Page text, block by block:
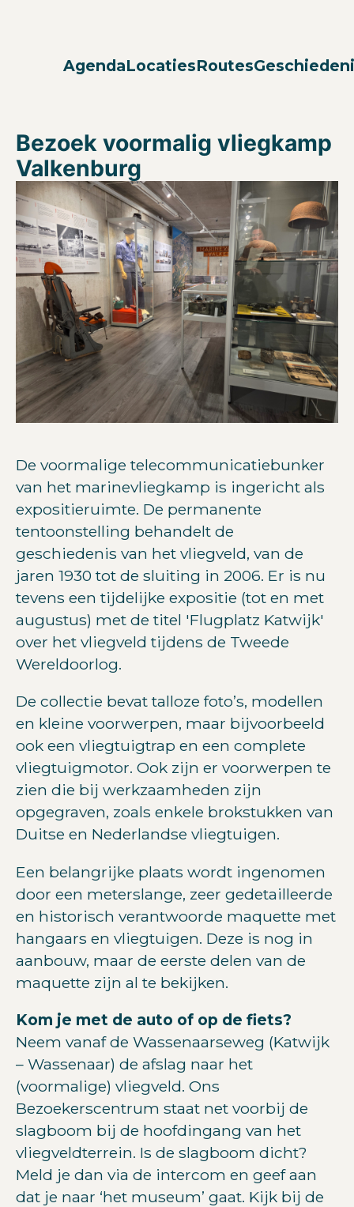
AgendaLocatiesRoutes
Bezoek voormalig vliegkamp
Valkenburg
De voormalige telecommunicatiebunker
van het marinevliegkamp is ingericht als
expositieruimte. De permanente
tentoonstelling behandelt de
geschiedenis van het vliegveld, van de
jaren 1930 tot de sluiting in 2006. Er is nu
tevens een tijdelijke expositie (tot en met
augustus) met de titel 'Flugplatz Katwijk'
over het vliegveld tijdens de Tweede
Wereldoorlog.
De collectie bevat talloze foto’s, modellen
en kleine voorwerpen, maar bijvoorbeeld
ook een vliegtuigtrap en een complete
vliegtuigmotor. Ook zijn er voorwerpen te
zien die bij werkzaamheden zijn
opgegraven, zoals enkele brokstukken van
Duitse en Nederlandse vliegtuigen.
Een belangrijke plaats wordt ingenomen
door een meterslange, zeer gedetailleerde
en historisch verantwoorde maquette met
hangaars en vliegtuigen. Deze is nog in
aanbouw, maar de eerste delen van de
maquette zijn al te bekijken.
Kom je met de auto of op de fiets?
Neem vanaf de Wassenaarseweg (Katwijk
– Wassenaar) de afslag naar het
(voormalige) vliegveld. Ons
Bezoekerscentrum staat net voorbij de
slagboom bij de hoofdingang van het
vliegveldterrein. Is de slagboom dicht?
Meld je dan via de intercom en geef aan
dat je naar ‘het museum’ gaat. Kijk bij de